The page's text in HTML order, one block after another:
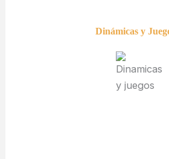
Dinámicas y